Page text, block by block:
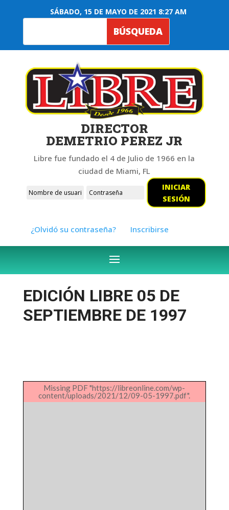
SÁBADO, 15 DE MAYO DE 2021 8:27 AM
DIRECTOR
DEMETRIO PEREZ JR
Libre fue fundado el 4 de Julio de 1966 en la
ciudad de Miami, FL
INICIAR
SESIÓN
¿Olvidó su contraseña? Inscribirse
EDICIÓN LIBRE 05 DE
SEPTIEMBRE DE 1997
Missing PDF "https://libreonline.com/wp-
content/uploads/2021/12/09-05-1997.pdf".